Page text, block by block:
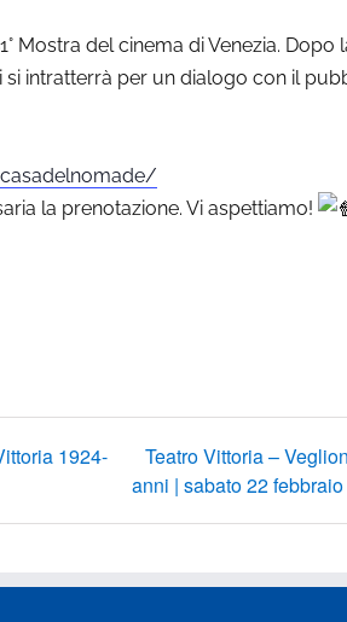
Mostra del cinema di Venezia. Dopo
si intratterrà per un dialogo con il
la prenotazione. Vi aspettiamo!
1924-
Teatro Vittoria –
anni | sabato 22 febbraio